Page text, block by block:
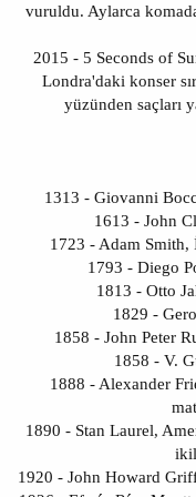
vuruldu. Aylarca
2015 - 5 Seconds of
Londra'daki konser
yüzünden saçları
1313 - Giovanni
1613 - John
1723 - Adam
1793 - Diego
1813 - Otto
1829 -
1858 - John Peter
1858 - V.
1888 - Alexander
1890 - Stan Laurel,
1920 - John Howard